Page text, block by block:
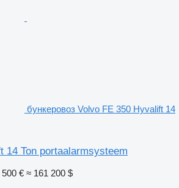
бункеровоз Volvo FE 350 Hyvalift 14
14 Ton portaalarmsysteem
500 € ≈ 161 200 $